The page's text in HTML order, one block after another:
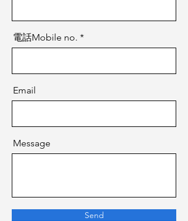
電話Mobile no.
Email
Message
Send